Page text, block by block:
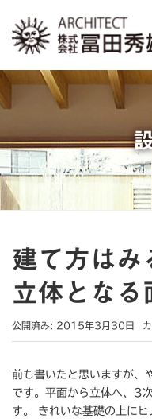
建て方はみ
立体となる
公開済み: 2015年3月30日
前も書いたと思いますが、
です。平面から立体へ、3
す。 きれいな基礎の上に